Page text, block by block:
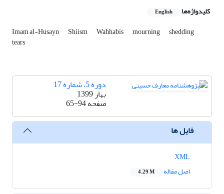
کلیدواژه‌ها English
Imam al-Husayn Shiism Wahhabis mourning shedding
tears
دوره 5، شماره 17
بهار 1399
صفحه65-94
فایل ها
اصل مقاله
4.29 M